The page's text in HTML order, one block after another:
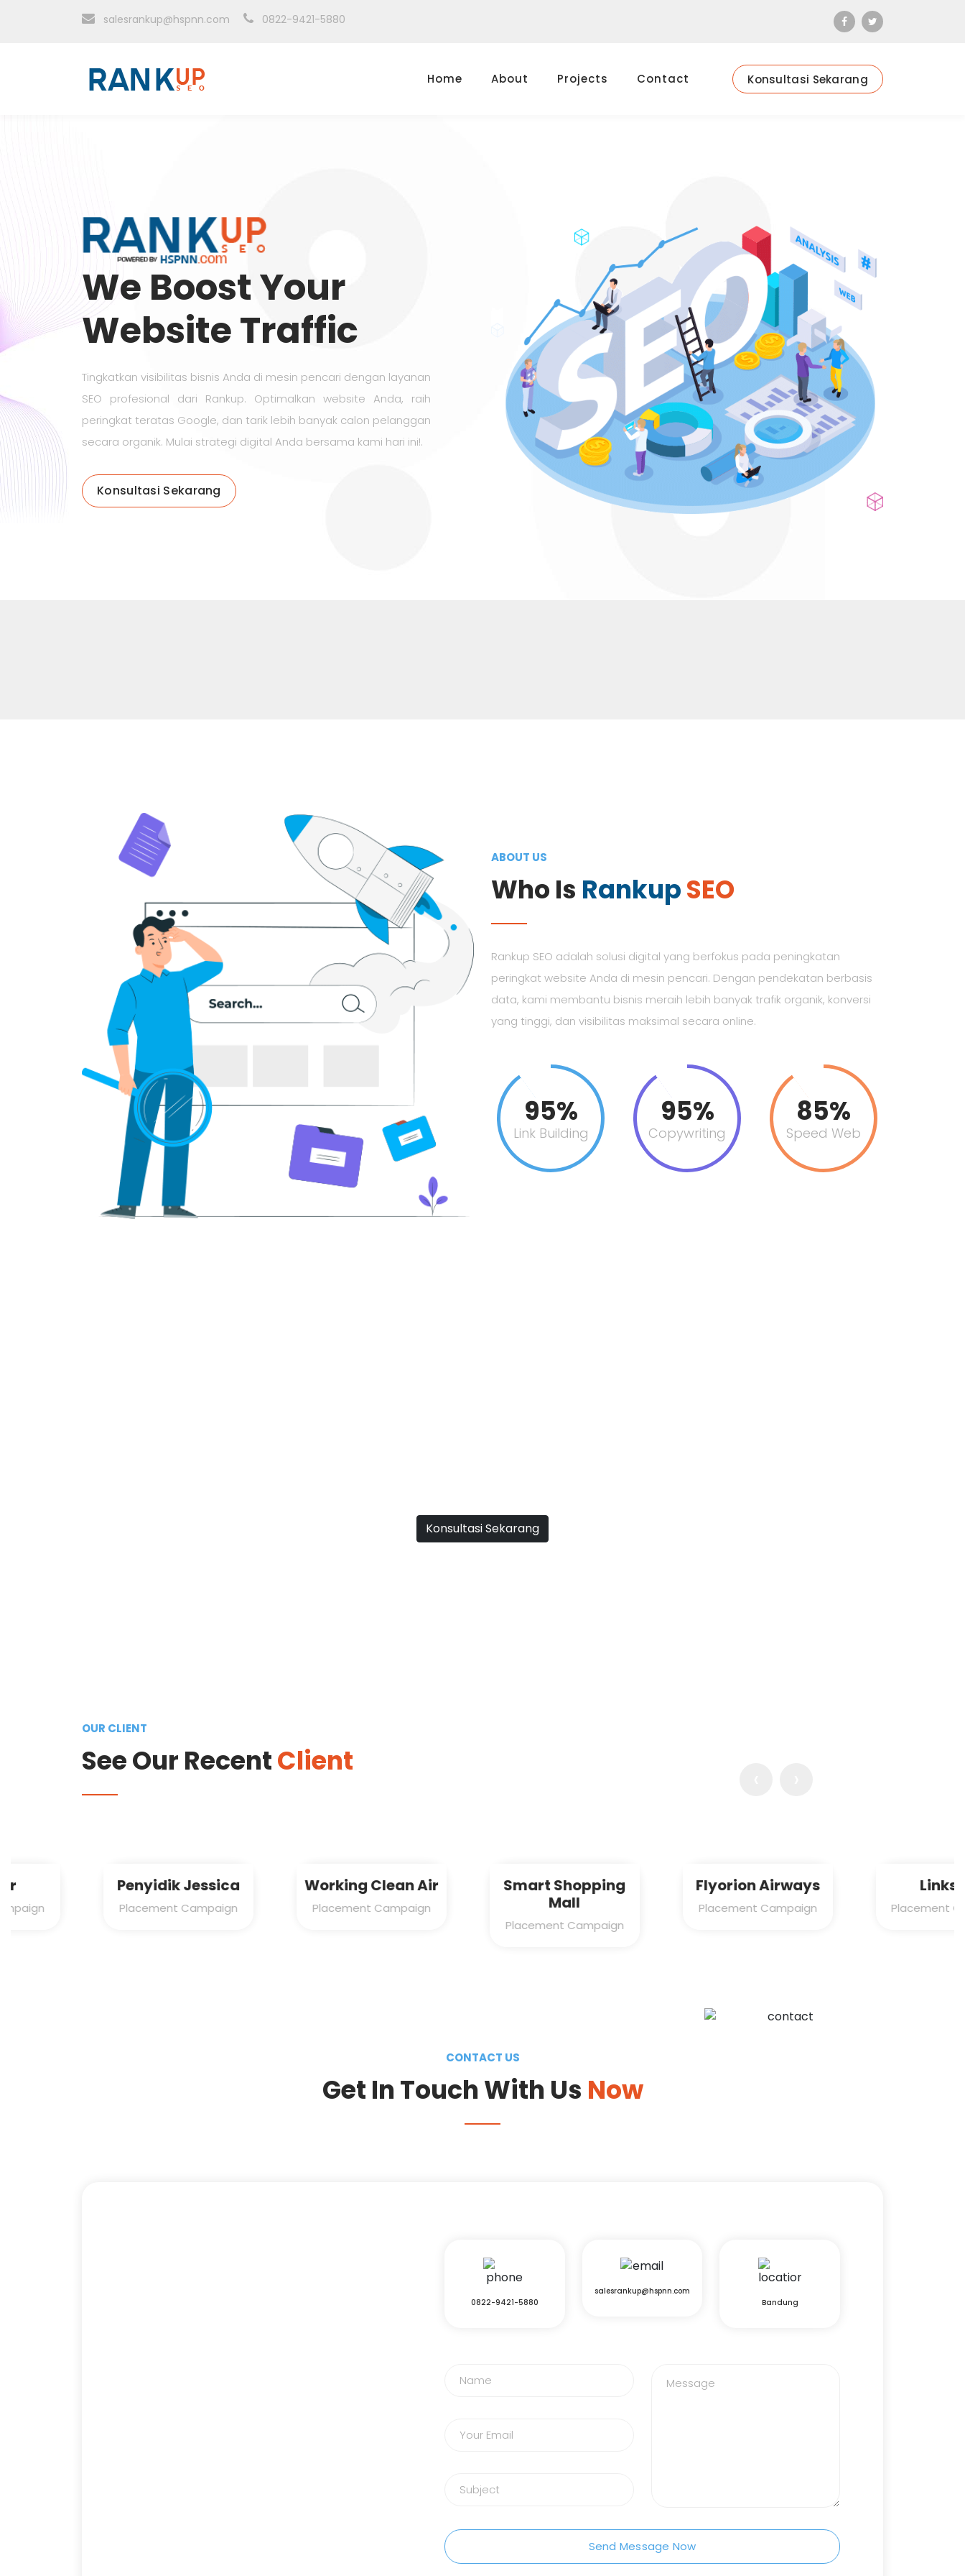
salesrankup@hspnn.com 0822-9421-5880
Home About Projects Contact Konsultasi Sekarang
We Boost Your
Website Traffic
Tingkatkan visibilitas bisnis Anda di mesin pencari dengan layanan
SEO profesional dari Rankup. Optimalkan website Anda, raih
peringkat teratas Google, dan tarik lebih banyak calon pelanggan
secara organik. Mulai strategi digital Anda bersama kami hari ini!.
Konsultasi Sekarang
ABOUT US
Who Is RankupSEO
Rankup SEO adalah solusi digital yang berfokus pada peningkatan
peringkat website Anda di mesin pencari. Dengan pendekatan berbasis
data, kami membantu bisnis meraih lebih banyak trafik organik, konversi
yang tinggi, dan visibilitas maksimal secara online.
95%
Link Building
95%
Copywriting
85%
Speed Web
Konsultasi Sekarang
OUR CLIENT
See Our RecentClient
Penyidik Jessica
Placement Campaign
Working Clean Air
Placement Campaign
Smart Shopping
Placement Campaign
Flyorion Airways
Placement Campaign Placement Campaign
CONTACT US
Get In Touch With Us Now
0822-9421-5880
salesrankup@hspnn.com
Bandung
Send Message Now